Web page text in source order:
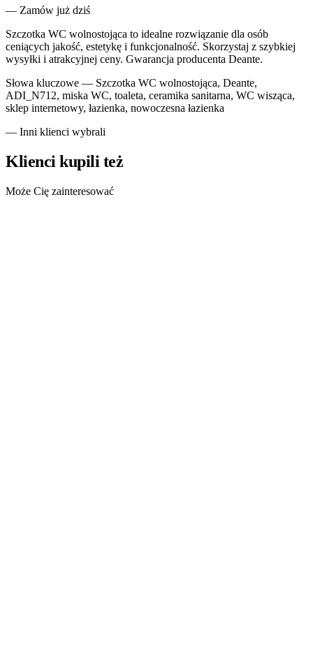
— Zamów już dziś
Szczotka WC wolnostojąca to idealne rozwiązanie dla osób
ceniących jakość, estetykę i funkcjonalność. Skorzystaj z szybkiej
wysyłki i atrakcyjnej ceny. Gwarancja producenta Deante.
Słowa kluczowe — Szczotka WC wolnostojąca, Deante,
ADI_N712, miska WC, toaleta, ceramika sanitarna, WC wisząca,
sklep internetowy, łazienka, nowoczesna łazienka
— Inni klienci wybrali
Klienci kupili też
Może Cię zainteresować